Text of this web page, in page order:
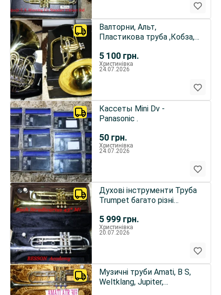
5 100 грн.
Валторни, Альт,
Пластикова труба ,Кобза,
різні .
Христинівка
24.07.2026
50 грн.
Кассеты Mini Dv -
Panasonic .
Христинівка
24.07.2026
5 999 грн.
Духові інструменти Труба
Trumpet багато різні
Христинівка
20.07.2026
Музичні труби Amati, B S,
Weltklang, Jupiter,